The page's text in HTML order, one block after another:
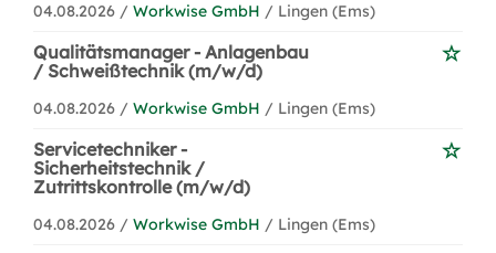
04.08.2026 / Workwise GmbH / Lingen (Ems)
Qualitätsmanager - Anlagenbau
/ Schweißtechnik (m/w/d)
04.08.2026 / Workwise GmbH / Lingen (Ems)
Servicetechniker -
Sicherheitstechnik /
Zutrittskontrolle (m/w/d)
04.08.2026 / Workwise GmbH / Lingen (Ems)